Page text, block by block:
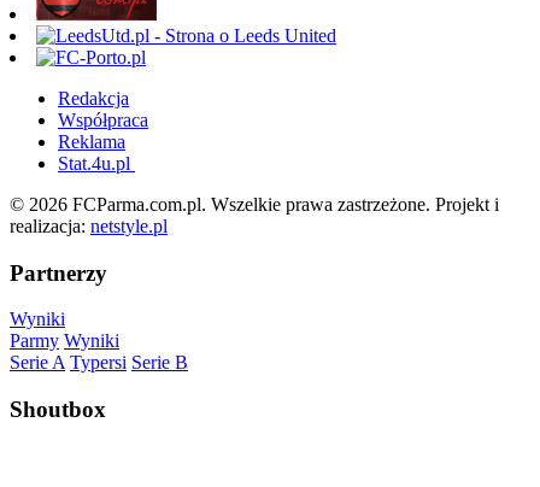
Redakcja
Współpraca
Reklama
Stat.4u.pl
© 2026 FCParma.com.pl. Wszelkie prawa zastrzeżone. Projekt i
realizacja: netstyle.pl
Partnerzy
Wyniki
Parmy Wyniki
Serie A Typersi Serie B
Shoutbox